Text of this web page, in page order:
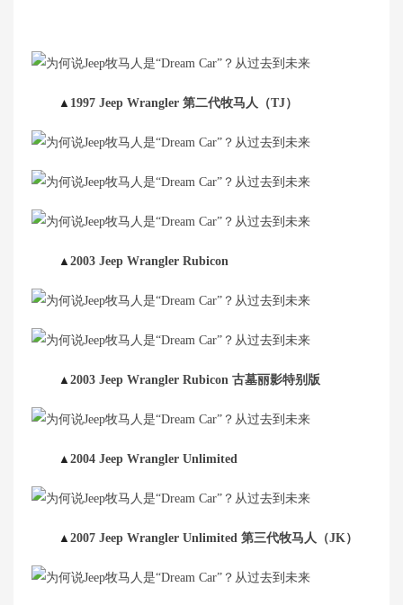
▲ 1997 Jeep Wrangler 第二代牧马人（TJ）
▲ 2003 Jeep Wrangler Rubicon
▲ 2003 Jeep Wrangler Rubicon 古墓丽影特别版
▲ 2004 Jeep Wrangler Unlimited
▲ 2007 Jeep Wrangler Unlimited 第三代牧马人（JK）